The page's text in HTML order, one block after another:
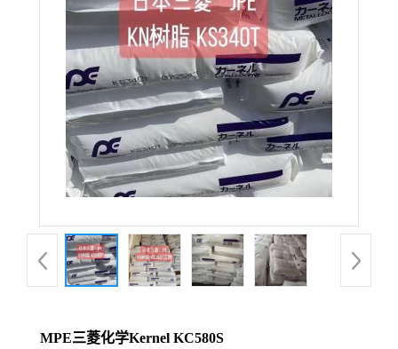
MPE三菱化学Kernel KC580S